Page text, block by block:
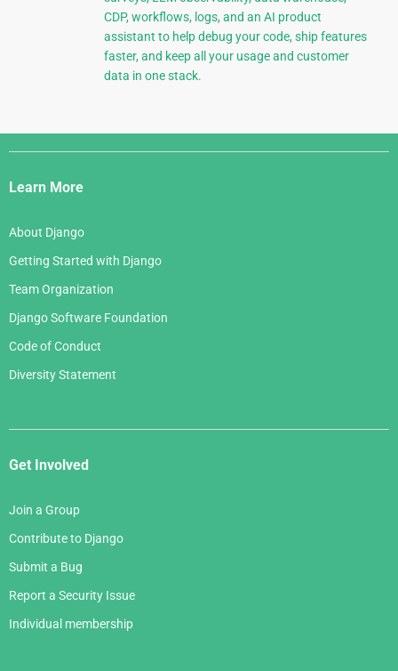
CDP, workflows, logs, and an AI product
assistant to help debug your code, ship features
faster, and keep all your usage and customer
data in one stack.
Django
Links
Learn More
About Django
Getting Started with Django
Team Organization
Django Software Foundation
Code of Conduct
Diversity Statement
Get Involved
Join a Group
Contribute to Django
Submit a Bug
Report a Security Issue
Individual membership